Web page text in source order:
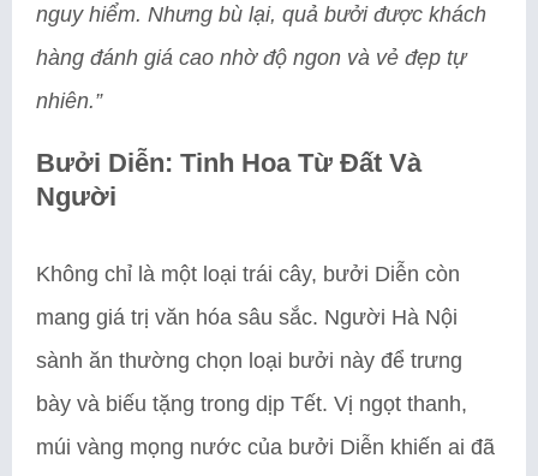
nguy hiểm. Nhưng bù lại, quả bưởi được khách
hàng đánh giá cao nhờ độ ngon và vẻ đẹp tự
nhiên.”
Bưởi Diễn: Tinh Hoa Từ Đất Và
Người
Không chỉ là một loại trái cây, bưởi Diễn còn
mang giá trị văn hóa sâu sắc. Người Hà Nội
sành ăn thường chọn loại bưởi này để trưng
bày và biếu tặng trong dịp Tết. Vị ngọt thanh,
múi vàng mọng nước của bưởi Diễn khiến ai đã